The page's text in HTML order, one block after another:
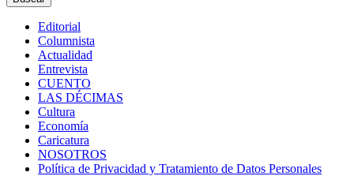
Editorial
Columnista
Actualidad
Entrevista
CUENTO
LAS DÉCIMAS
Cultura
Economía
Caricatura
NOSOTROS
Política de Privacidad y Tratamiento de Datos Personales